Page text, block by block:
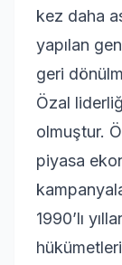
kez daha
yapılan
geri
Özal
olmuştur.
piyasa
1990’lı